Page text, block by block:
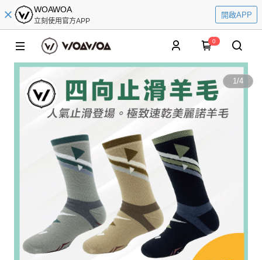
WOAWOA
立刻使用官方APP
開啟APP
0
1/4